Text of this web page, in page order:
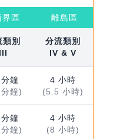
界區 離島區
類別
III
分流類別
IV & V
鐘
鐘)
4 小時
(5.5 小時)
鐘
鐘)
4 小時
(8 小時)